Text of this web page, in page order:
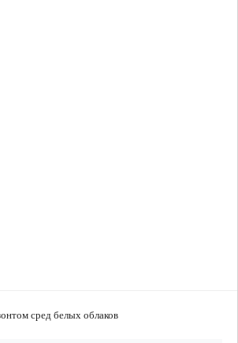
сред белых облаков